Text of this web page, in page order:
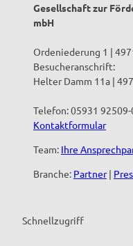
Gesellschaft zur
mbH
Ordeniederung 1 |
Besucheranschrift:
Helter Damm 11a |
Telefon: 05931
Kontaktformular
Team: Ihre
Branche: Partner|
Schnellzugriff